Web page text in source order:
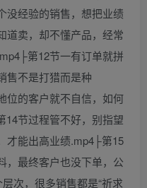
没经验的销售，想把业绩
道卖，却不懂产品，经常
第12节一有订单就拼
售不是打猎而是种
位的客户就不自信，如何
14节过程管不好，别指望
才能出高业绩.mp4├第15
，最终客户也没下单，公
次，很多销售都是“祈求